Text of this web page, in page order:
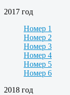
2017 год
Номер 1
Номер 2
Номер 3
Номер 4
Номер 5
Номер 6
2018 год